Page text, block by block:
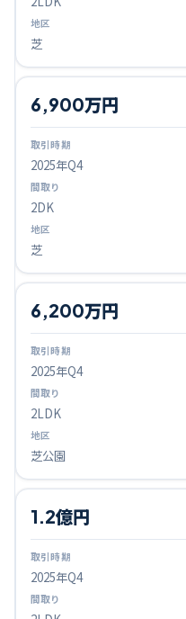
芝
2025年Q4
6,900万円
2DK
芝
2025年Q4
6,200万円
2LDK
芝公園
2025年Q4
1.2億円